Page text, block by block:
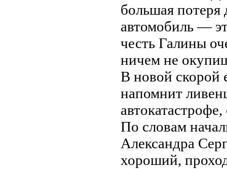
большая потеря
автомобиль —
честь Галины
ничем не
В новой скорой
напомнит
По словам
Александра
хороший,